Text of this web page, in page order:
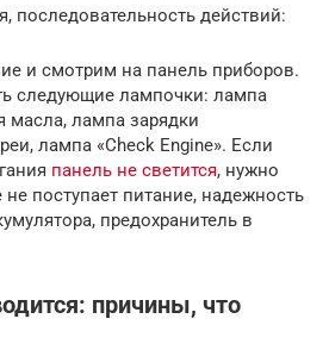
последовательность действий:
и смотрим на панель приборов.
следующие лампочки: лампа
масла, лампа зарядки
лампа «Check Engine». Если
панель не светится, нужно
поступает питание, надежность
предохранитель в
причины, что